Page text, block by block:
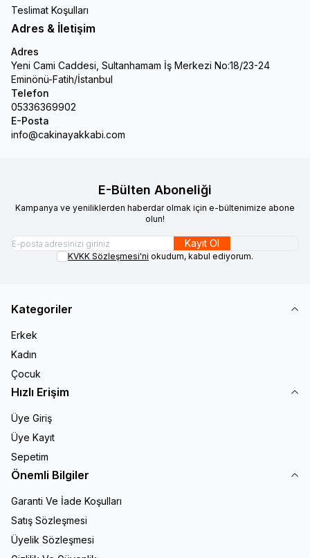
Teslimat Koşulları
Adres & İletişim
Adres
Yeni Cami Caddesi, Sultanhamam İş Merkezi No:18/23-24
Eminönü-Fatih/İstanbul
Telefon
05336369902
E-Posta
info@cakinayakkabi.com
E-Bülten Aboneliği
Kampanya ve yeniliklerden haberdar olmak için e-bültenimize abone
olun!
Kayıt Ol
KVKK Sözleşmesi'ni okudum, kabul ediyorum.
Kategoriler
Erkek
Kadın
Çocuk
Hızlı Erişim
Üye Giriş
Üye Kayıt
Sepetim
Önemli Bilgiler
Garanti Ve İade Koşulları
Satış Sözleşmesi
Üyelik Sözleşmesi